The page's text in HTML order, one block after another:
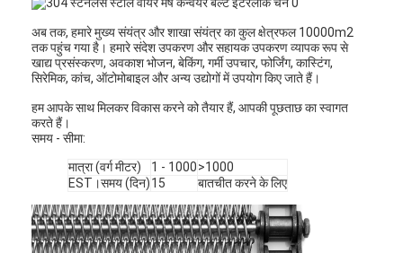
अब तक, हमारे मुख्य संयंत्र और शाखा संयंत्र का कुल क्षेत्रफल 10000m2
तक पहुंच गया है। हमारे संदेश उपकरण और सहायक उपकरण व्यापक रूप से
खाद्य प्रसंस्करण, अवकाश भोजन, बेकिंग, गर्मी उपचार, फोर्जिंग, कास्टिंग,
सिरेमिक, कांच, ऑटोमोबाइल और अन्य उद्योगों में उपयोग किए जाते हैं।
हम आपके साथ मिलकर विकास करने को तैयार हैं, आपकी पूछताछ का स्वागत
करते हैं।
समय - सीमा:
मात्रा (वर्ग मीटर)
1 - 1000>1000
EST।समय (दिन)15 बातचीत करने के लिए